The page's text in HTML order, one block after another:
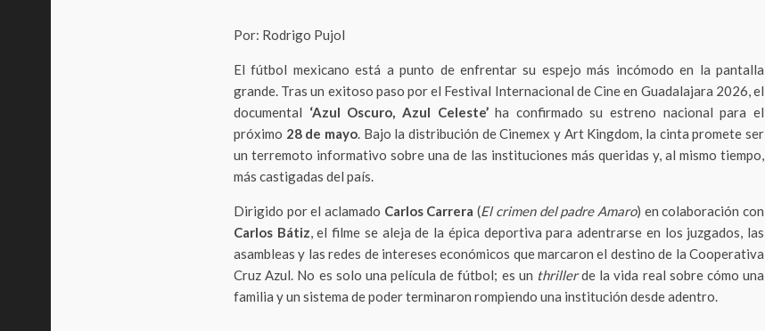
Por: Rodrigo Pujol
El fútbol mexicano está a punto de enfrentar su espejo más incómodo en la pantalla
grande. Tras un exitoso paso por el Festival Internacional de Cine en Guadalajara 2026, el
documental ‘Azul Oscuro, Azul Celeste’ha confirmado su estreno nacional para el
próximo 28 de mayo. Bajo la distribución de Cinemex y Art Kingdom, la cinta promete ser
un terremoto informativo sobre una de las instituciones más queridas y, al mismo tiempo,
más castigadas del país.
Dirigido por el aclamado Carlos Carrera (El crimen del padre Amaro) en colaboración con
Carlos Bátiz, el filme se aleja de la épica deportiva para adentrarse en los juzgados, las
asambleas y las redes de intereses económicos que marcaron el destino de la Cooperativa
Cruz Azul. No es solo una película de fútbol; es un thrillerde la vida real sobre cómo una
familia y un sistema de poder terminaron rompiendo una institución desde adentro.